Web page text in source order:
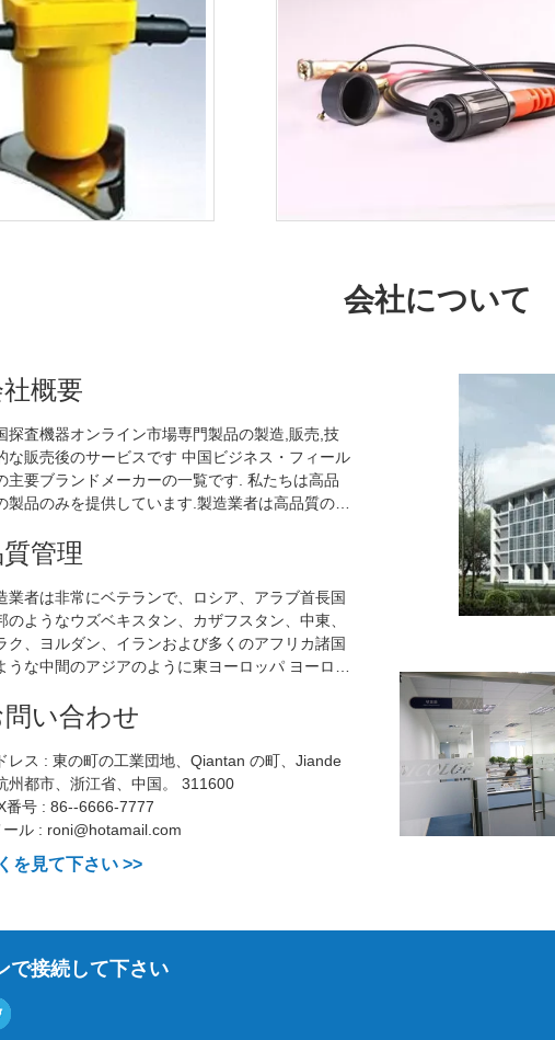
超音波 geophone/地震計は、地質調査装
接触
会社について
概要
探査機器オンライン市場専門製品の製造,販売,技
な販売後のサービスです 中国ビジネス・フィール
主要ブランドメーカーの一覧です. 私たちは高品
製品のみを提供しています.製造業者は高品質の専
はすべて国際品質基準に準拠しており,世界中の
な市場で高く評価されています設備が充実し,生産
らゆる段階において優れた品質管理が備わってお
管理
業者は非常にベテランで、ロシア、アラブ首長国
のようなウズベキスタン、カザフスタン、中東、
ク、ヨルダン、イランおよび多くのアフリカ諸国
うな中間のアジアのように東ヨーロッパ ヨーロッ
てしまいました。 「顧客を誠意をこめて扱い、会
評判を気難しく考慮し、そして良質によって成
に勝つためにです製造業者の管理考え決まって下
。 彼らは...
問い合わせ
レス : 東の町の工業団地、Qiantan の町、Jiande
州都市、浙江省、中国。 311600
番号 : 86--6666-7777
ール : roni@hotamail.com
を見て下さい >>
で接続して下さい